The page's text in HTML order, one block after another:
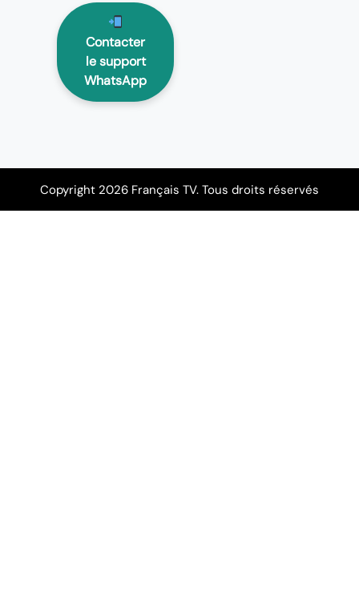
Contacter
le support
WhatsApp
Copyright 2026 Français TV. Tous droits réservés